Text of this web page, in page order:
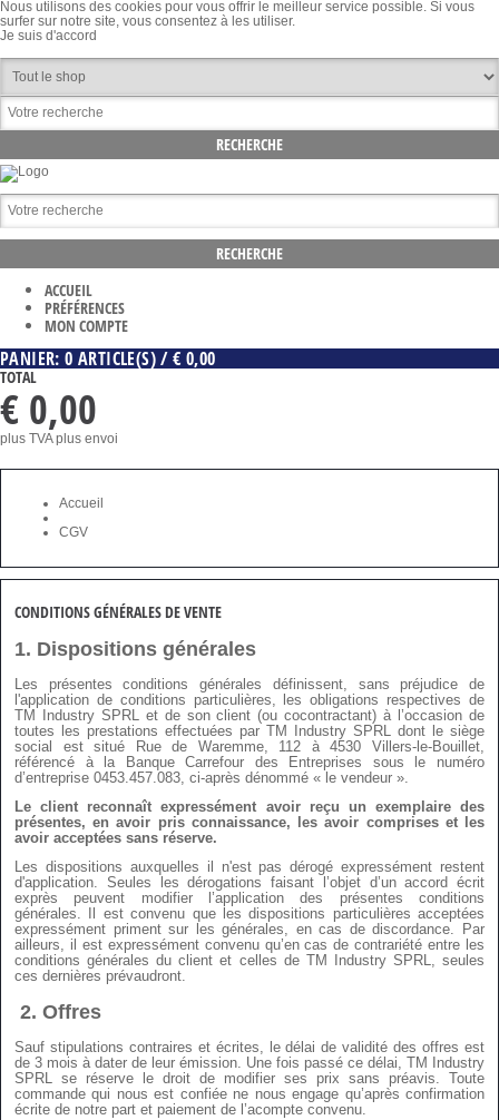
Nous utilisons des cookies pour vous offrir le meilleur service possible. Si vous
surfer sur notre site, vous consentez à les utiliser.
Je suis d'accord
ACCUEIL
PRÉFÉRENCES
MON COMPTE
PANIER: 0 ARTICLE(S) / € 0,00
TOTAL
€ 0,00
plus TVAplus envoi
Accueil
CGV
CONDITIONS GÉNÉRALES DE VENTE
1. Dispositions générales
Les présentes conditions générales définissent, sans préjudice de
l'application de conditions particulières, les obligations respectives de
TM Industry SPRL et de son client (ou cocontractant) à l’occasion de
toutes les prestations effectuées par TM Industry SPRL dont le siège
social est situé Rue de Waremme, 112 à 4530 Villers-le-Bouillet,
référencé à la Banque Carrefour des Entreprises sous le numéro
d’entreprise 0453.457.083, ci-après dénommé « le vendeur ».
Le client reconnaît expressément avoir reçu un exemplaire des
présentes, en avoir pris connaissance, les avoir comprises et les
avoir acceptées sans réserve.
Les dispositions auxquelles il n'est pas dérogé expressément restent
d'application. Seules les dérogations faisant l’objet d’un accord écrit
exprès peuvent modifier l’application des présentes conditions
générales. Il est convenu que les dispositions particulières acceptées
expressément priment sur les générales, en cas de discordance. Par
ailleurs, il est expressément convenu qu’en cas de contrariété entre les
conditions générales du client et celles de TM Industry SPRL, seules
ces dernières prévaudront.
2. Offres
Sauf stipulations contraires et écrites, le délai de validité des offres est
de 3 mois à dater de leur émission. Une fois passé ce délai, TM Industry
SPRL se réserve le droit de modifier ses prix sans préavis. Toute
commande qui nous est confiée ne nous engage qu’après confirmation
écrite de notre part et paiement de l’acompte convenu.